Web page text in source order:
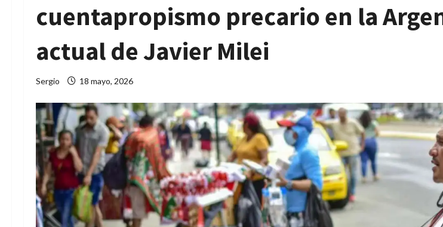
cuentapropismo precario en la
actual de Javier Milei
Sergio 18 mayo, 2026